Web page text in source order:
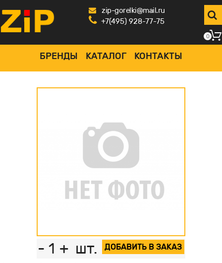
zip-gorelki@mail.ru
+7(495) 928-77-75
БРЕНДЫ КАТАЛОГ КОНТАКТЫ
0
- 1 + шт. ДОБАВИТЬ В ЗАКАЗ